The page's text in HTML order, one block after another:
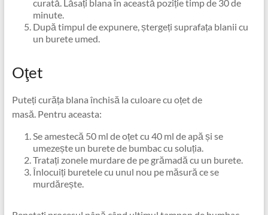
curată. Lăsați blana în această poziție timp de 30 de
minute.
După timpul de expunere, ștergeți suprafața blanii cu
un burete umed.
Oţet
Puteți curăța blana închisă la culoare cu oțet de
masă. Pentru aceasta:
Se amestecă 50 ml de oțet cu 40 ml de apă și se
umezește un burete de bumbac cu soluția.
Tratați zonele murdare de pe grămadă cu un burete.
Înlocuiți buretele cu unul nou pe măsură ce se
murdărește.